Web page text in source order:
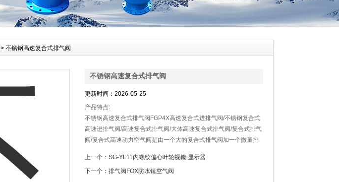
> 不锈钢高速复合式排气阀
不锈钢高速复合式排气阀
更新时间：2026-05-25
产品特点:
不锈钢高速复合式排气阀FGP4X高速复合式进排气阀/不锈钢复合式
高速进排气阀/高速复合式排气阀/大体高速复合式排气阀/复合式排气
阀/复合式高速动力空气阀是由一个大的复合式排气阀加一个微量排
上一个： SG-YL11内螺纹偏心叶轮视镜 显示器
下一个： 排气阀FOX防水锤空气阀